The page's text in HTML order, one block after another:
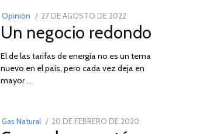
Opinión
POSTED
ON
27 DE AGOSTO DE 2022
DE
DE
2022
Un negocio redondo
El de las tarifas de energía no es un tema
nuevo en el país, pero cada vez deja en
mayor …
Gas Natural
POSTED
20 DE FEBRERO DE 2020